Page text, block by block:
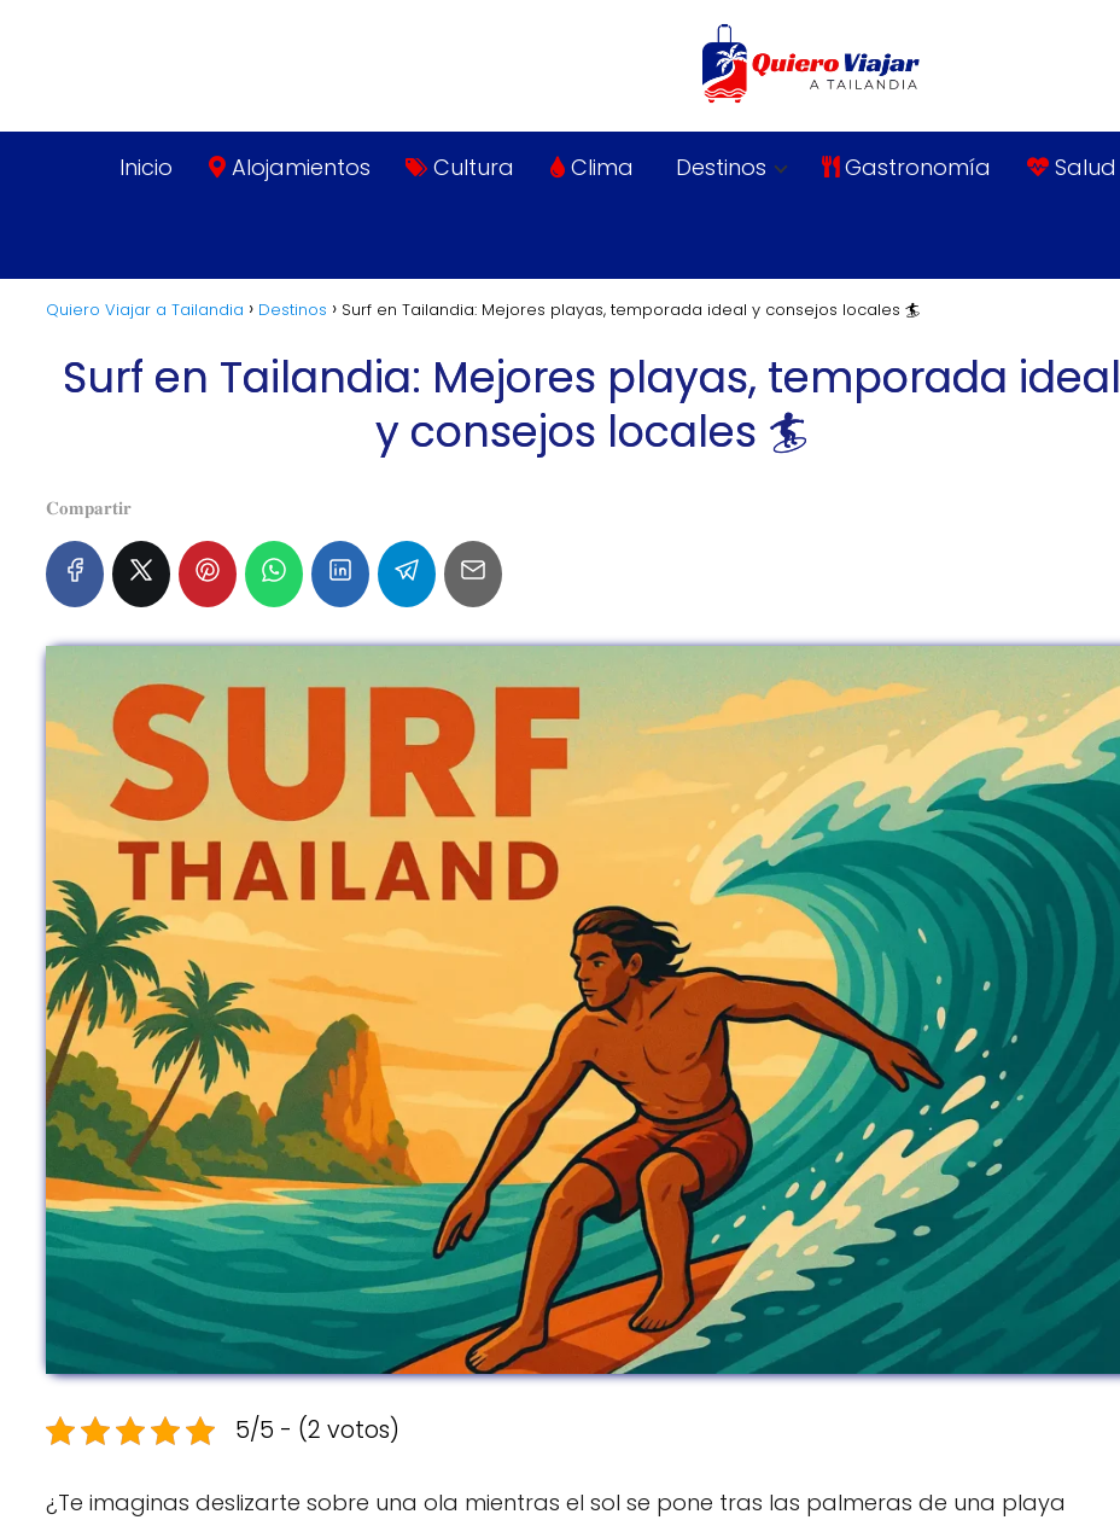
Inicio Alojamientos Cultura Clima Destinos Gastronomía Salud
Quiero Viajar a Tailandia Destinos Surf en Tailandia: Mejores playas, temporada ideal y consejos locales 🏄
Surf en Tailandia: Mejores playas, temporada ideal
y consejos locales 🏄
𝐂𝐨𝐦𝐩𝐚𝐫𝐭𝐢𝐫
5/5 - (2 votos)
¿Te imaginas deslizarte sobre una ola mientras el sol se pone tras las palmeras de una playa